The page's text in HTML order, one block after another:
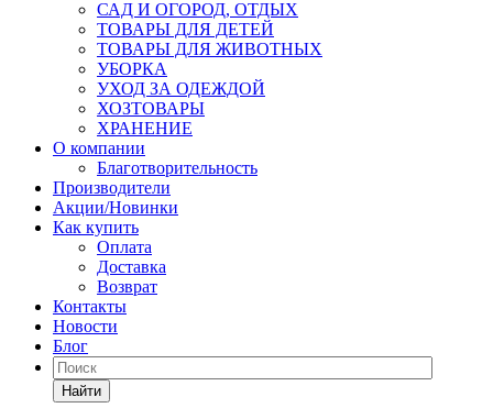
САД И ОГОРОД, ОТДЫХ
ТОВАРЫ ДЛЯ ДЕТЕЙ
ТОВАРЫ ДЛЯ ЖИВОТНЫХ
УБОРКА
УХОД ЗА ОДЕЖДОЙ
ХОЗТОВАРЫ
ХРАНЕНИЕ
О компании
Благотворительность
Производители
Акции/Новинки
Как купить
Оплата
Доставка
Возврат
Контакты
Новости
Блог
Найти